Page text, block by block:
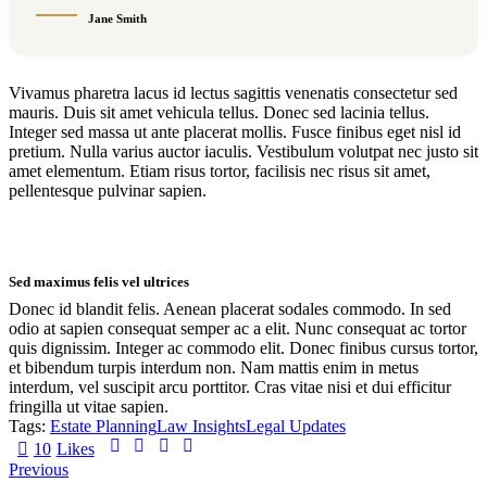
Jane Smith
Vivamus pharetra lacus id lectus sagittis venenatis consectetur sed
mauris. Duis sit amet vehicula tellus. Donec sed lacinia tellus.
Integer sed massa ut ante placerat mollis. Fusce finibus eget nisl id
pretium. Nulla varius auctor iaculis. Vestibulum volutpat nec justo sit
amet elementum. Etiam risus tortor, facilisis nec risus sit amet,
pellentesque pulvinar sapien.
Sed maximus felis vel ultrices
Donec id blandit felis. Aenean placerat sodales commodo. In sed
odio at sapien consequat semper ac a elit. Nunc consequat ac tortor
quis dignissim. Integer ac commodo elit. Donec finibus cursus tortor,
et bibendum turpis interdum non. Nam mattis enim in metus
interdum, vel suscipit arcu porttitor. Cras vitae nisi et dui efficitur
fringilla ut vitae sapien.
Tags: Estate PlanningLaw InsightsLegal Updates
10 Likes
Previous